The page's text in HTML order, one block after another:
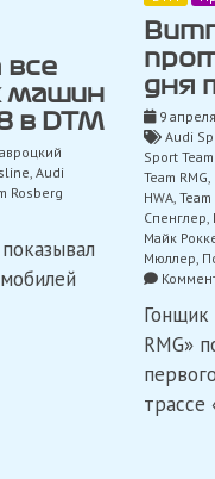
все
машин
в DTM
Audi
Rosberg
дня
9
Audi
Sport
Team RMG,
HWA,
Спенглер,
Майк
Мюллер,
Гонщик
RMG»
трассе